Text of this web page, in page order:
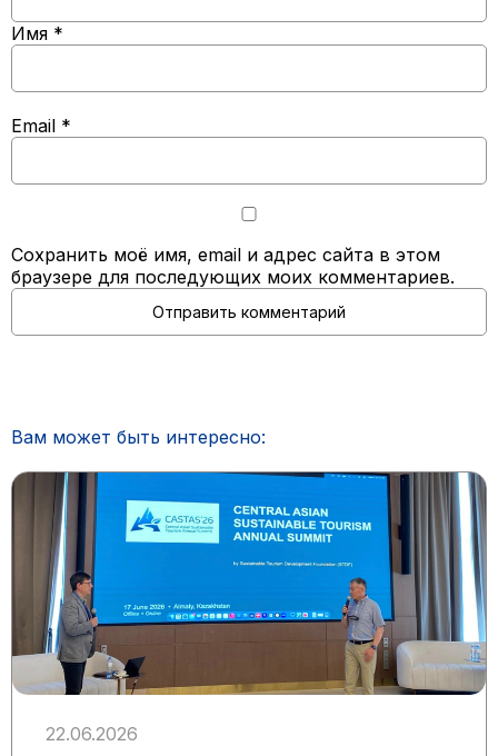
Имя *
Email *
Сохранить моё имя, email и адрес сайта в этом
браузере для последующих моих комментариев.
Вам может быть интересно:
22.06.2026